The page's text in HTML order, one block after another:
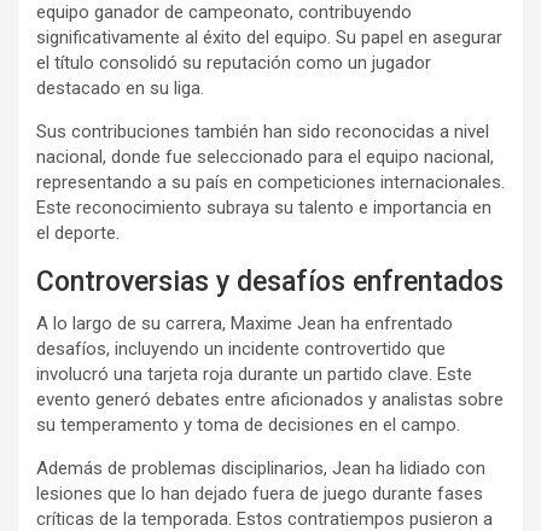
equipo ganador de campeonato, contribuyendo
significativamente al éxito del equipo. Su papel en asegurar
el título consolidó su reputación como un jugador
destacado en su liga.
Sus contribuciones también han sido reconocidas a nivel
nacional, donde fue seleccionado para el equipo nacional,
representando a su país en competiciones internacionales.
Este reconocimiento subraya su talento e importancia en
el deporte.
Controversias y desafíos enfrentados
A lo largo de su carrera, Maxime Jean ha enfrentado
desafíos, incluyendo un incidente controvertido que
involucró una tarjeta roja durante un partido clave. Este
evento generó debates entre aficionados y analistas sobre
su temperamento y toma de decisiones en el campo.
Además de problemas disciplinarios, Jean ha lidiado con
lesiones que lo han dejado fuera de juego durante fases
críticas de la temporada. Estos contratiempos pusieron a